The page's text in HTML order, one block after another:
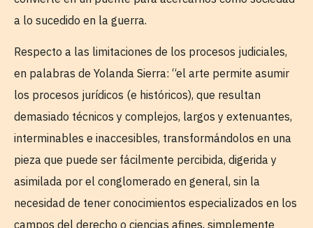
a lo sucedido en la guerra.
Respecto a las limitaciones de los procesos judiciales,
en palabras de Yolanda Sierra: “el arte permite asumir
los procesos jurídicos (e históricos), que resultan
demasiado técnicos y complejos, largos y extenuantes,
interminables e inaccesibles, transformándolos en una
pieza que puede ser fácilmente percibida, digerida y
asimilada por el conglomerado en general, sin la
necesidad de tener conocimientos especializados en los
campos del derecho o ciencias afines, simplemente